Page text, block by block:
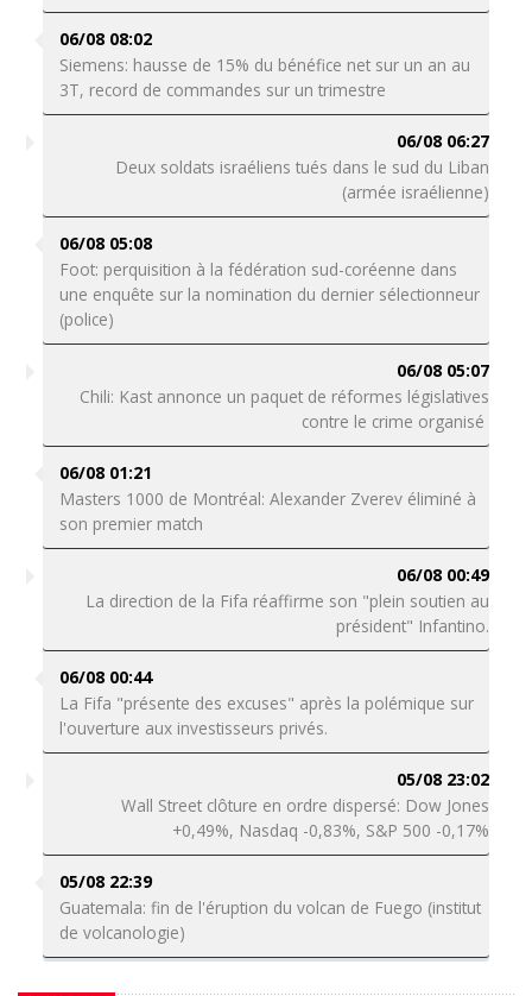
06/08 08:02
Siemens: hausse de 15% du bénéfice net sur un an au
3T, record de commandes sur un trimestre
06/08 06:27
Deux soldats israéliens tués dans le sud du Liban
(armée israélienne)
06/08 05:08
Foot: perquisition à la fédération sud-coréenne dans
une enquête sur la nomination du dernier sélectionneur
(police)
06/08 05:07
Chili: Kast annonce un paquet de réformes législatives
contre le crime organisé
06/08 01:21
Masters 1000 de Montréal: Alexander Zverev éliminé à
son premier match
06/08 00:49
La direction de la Fifa réaffirme son "plein soutien au
président" Infantino.
06/08 00:44
La Fifa "présente des excuses" après la polémique sur
l'ouverture aux investisseurs privés.
05/08 23:02
Wall Street clôture en ordre dispersé: Dow Jones
+0,49%, Nasdaq -0,83%, S&P 500 -0,17%
05/08 22:39
Guatemala: fin de l'éruption du volcan de Fuego (institut
de volcanologie)